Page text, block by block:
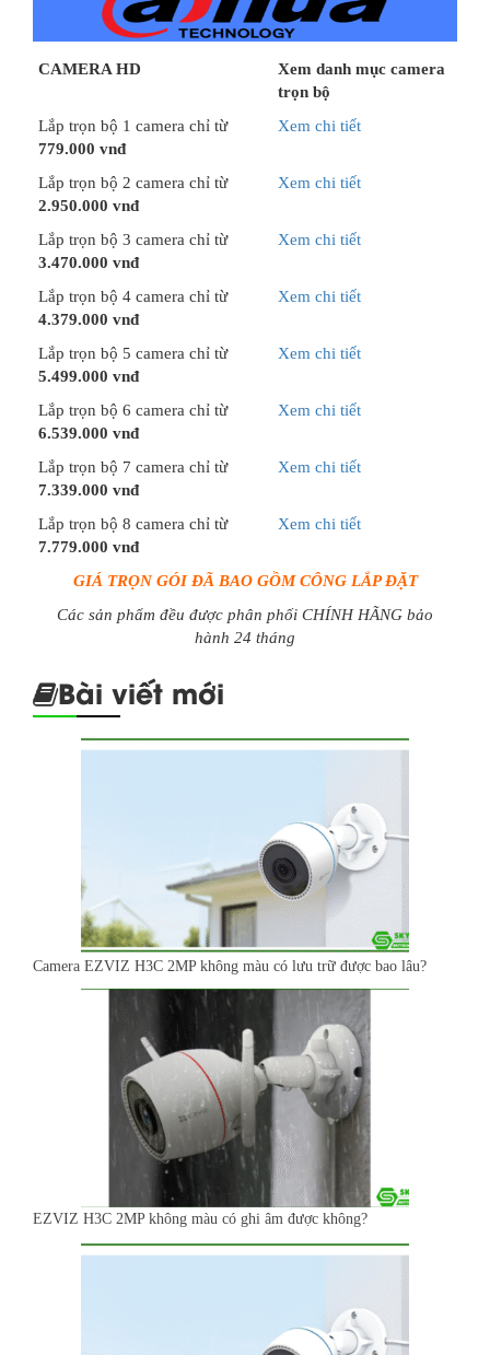
CAMERA HD
Xem danh mục camera
trọn bộ
Lắp trọn bộ 1 camera chỉ từ
779.000 vnđ
Xem chi tiết
Lắp trọn bộ 2 camera chỉ từ
2.950.000 vnđ
Xem chi tiết
Lắp trọn bộ 3 camera chỉ từ
3.470.000 vnđ
Xem chi tiết
Lắp trọn bộ 4 camera chỉ từ
4.379.000 vnđ
Xem chi tiết
Lắp trọn bộ 5 camera chỉ từ
5.499.000 vnđ
Xem chi tiết
Lắp trọn bộ 6 camera chỉ từ
6.539.000 vnđ
Xem chi tiết
Lắp trọn bộ 7 camera chỉ từ
7.339.000 vnđ
Xem chi tiết
Lắp trọn bộ 8 camera chỉ từ
7.779.000 vnđ
Xem chi tiết
GIÁ TRỌN GÓI ĐÃ BAO GỒM CÔNG LẮP ĐẶT
Các sản phẩm đều được phân phối CHÍNH HÃNG bảo
hành 24 tháng
Bài viết mới
Camera EZVIZ H3C 2MP không màu có lưu trữ được bao lâu?
EZVIZ H3C 2MP không màu có ghi âm được không?